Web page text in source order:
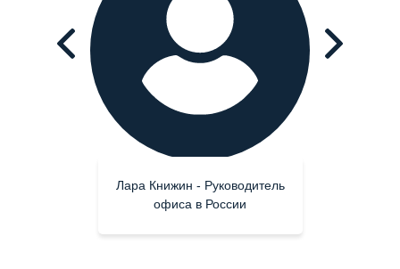
Лара Книжин - Руководитель
офиса в России